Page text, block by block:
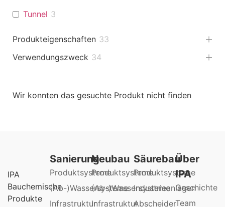
Tunnel 3
Produkteigenschaften 33
Verwendungszweck 34
Wir konnten das gesuchte Produkt nicht finden
IPA
Bauchemische
Produkte
Sanierung
Produktsysteme
(Ab-)Wassersysteme
Infrastruktur
Neubau
Produktsysteme
(Ab-)Wassersysteme
Infrastruktur
Säurebau
Produktsysteme
Industrieanlagen
Abscheider
Über
IPA
Geschichte
Team